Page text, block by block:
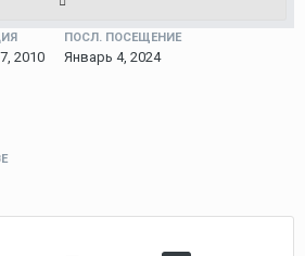
2010
ПОСЛ. ПОСЕЩЕНИЕ
Январь 4, 2024